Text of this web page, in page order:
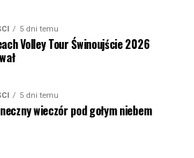
5 dni temu
Volley Tour Świnoujście 2026
5 dni temu
wieczór pod gołym niebem